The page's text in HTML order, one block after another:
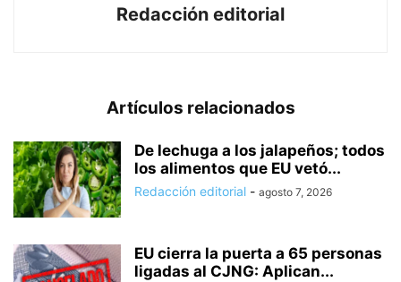
Redacción editorial
Artículos relacionados
De lechuga a los jalapeños; todos
los alimentos que EU vetó...
Redacción editorial - agosto 7, 2026
EU cierra la puerta a 65 personas
ligadas al CJNG: Aplican...